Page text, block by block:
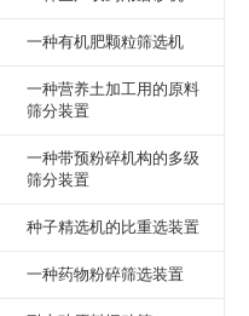
一种有机肥颗粒筛选机
一种营养土加工用的原料
筛分装置
一种带预粉碎机构的多级
筛分装置
种子精选机的比重选装置
一种药物粉碎筛选装置